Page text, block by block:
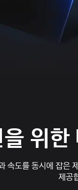
위
속도를 동시에 잡
제공